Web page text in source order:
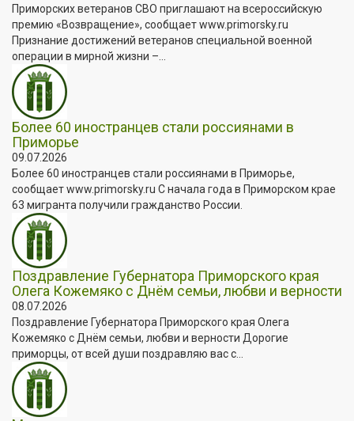
Приморских ветеранов СВО приглашают на всероссийскую
премию «Возвращение», сообщает www.primorsky.ru
Признание достижений ветеранов специальной военной
операции в мирной жизни –...
Более 60 иностранцев стали россиянами в
Приморье
09.07.2026
Более 60 иностранцев стали россиянами в Приморье,
сообщает www.primorsky.ru С начала года в Приморском крае
63 мигранта получили гражданство России.
Поздравление Губернатора Приморского края
Олега Кожемяко с Днём семьи, любви и верности
08.07.2026
Поздравление Губернатора Приморского края Олега
Кожемяко с Днём семьи, любви и верности Дорогие
приморцы, от всей души поздравляю вас с...